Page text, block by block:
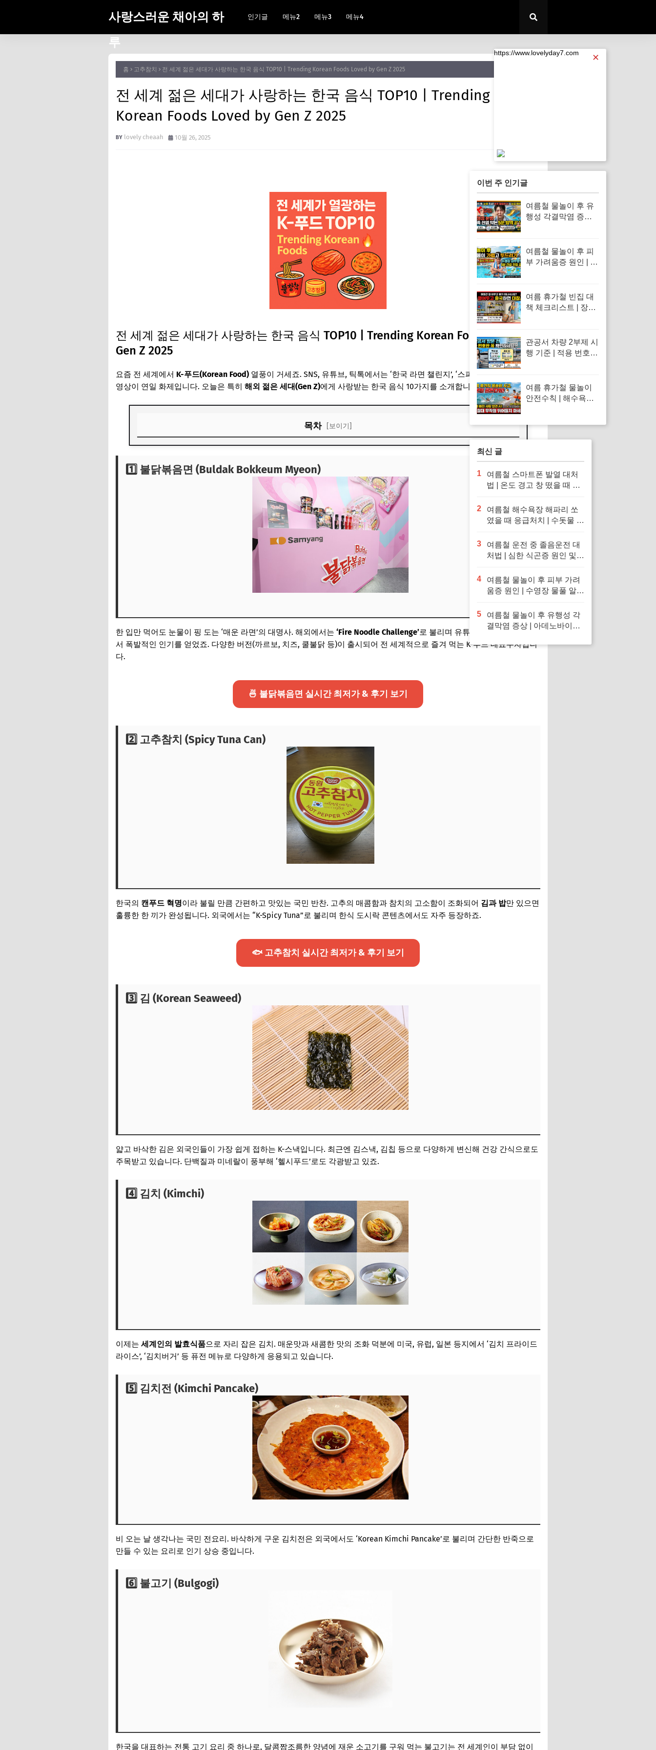
사랑스러운 채아의 하
루
인기글 메뉴2 메뉴3 메뉴4
홈 고추참치 전 세계 젊은 세대가 사랑하는 한국 음식 TOP10 | Trending Korean Foods Loved by Gen Z 2025
전 세계 젊은 세대가 사랑하는 한국 음식 TOP10 | Trending
Korean Foods Loved by Gen Z 2025
lovely cheaah 10월 26, 2025
전 세계 젊은 세대가 사랑하는 한국 음식 TOP10 | Trending Korean Foods Loved by
Gen Z 2025
요즘 전 세계에서 K-푸드(Korean Food) 열풍이 거세죠. SNS, 유튜브, 틱톡에서는 ‘한국 라면 챌린지’, ‘스파이시 푸드 리액션’
영상이 연일 화제입니다. 오늘은 특히 해외 젊은 세대(Gen Z)에게 사랑받는 한국 음식 10가지를 소개합니다.
목차 [보이기]
2️⃣ 고추참치 (Spicy Tuna Can)
🌏 마무리: K-푸드 열풍은 계속된다
1️⃣ 불닭볶음면 (Buldak Bokkeum Myeon)
한 입만 먹어도 눈물이 핑 도는 ‘매운 라면’의 대명사. 해외에서는 ‘Fire Noodle Challenge’로 불리며 유튜버·틱톡커들 사이에
서 폭발적인 인기를 얻었죠. 다양한 버전(까르보, 치즈, 쿨불닭 등)이 출시되어 전 세계적으로 즐겨 먹는 K-푸드 대표주자입니
다.
🍜 불닭볶음면 실시간 최저가 & 후기 보기
2️⃣ 고추참치 (Spicy Tuna Can)
한국의 캔푸드 혁명이라 불릴 만큼 간편하고 맛있는 국민 반찬. 고추의 매콤함과 참치의 고소함이 조화되어 김과 밥만 있으면
훌륭한 한 끼가 완성됩니다. 외국에서는 “K-Spicy Tuna”로 불리며 한식 도시락 콘텐츠에서도 자주 등장하죠.
🐟 고추참치 실시간 최저가 & 후기 보기
3️⃣ 김 (Korean Seaweed)
얇고 바삭한 김은 외국인들이 가장 쉽게 접하는 K-스낵입니다. 최근엔 김스낵, 김칩 등으로 다양하게 변신해 건강 간식으로도
주목받고 있습니다. 단백질과 미네랄이 풍부해 ‘헬시푸드’로도 각광받고 있죠.
4️⃣ 김치 (Kimchi)
이제는 세계인의 발효식품으로 자리 잡은 김치. 매운맛과 새콤한 맛의 조화 덕분에 미국, 유럽, 일본 등지에서 ‘김치 프라이드
라이스’, ‘김치버거’ 등 퓨전 메뉴로 다양하게 응용되고 있습니다.
5️⃣ 김치전 (Kimchi Pancake)
비 오는 날 생각나는 국민 전요리. 바삭하게 구운 김치전은 외국에서도 ‘Korean Kimchi Pancake’로 불리며 간단한 반죽으로
만들 수 있는 요리로 인기 상승 중입니다.
6️⃣ 불고기 (Bulgogi)
한국을 대표하는 전통 고기 요리 중 하나로, 달콤짭조름한 양념에 재운 소고기를 구워 먹는 불고기는 전 세계인이 부담 없이
✕
https://www.lovelyday7.com
이번 주 인기글
여름철 물놀이 후 유
행성 각결막염 증상 |
눈 충혈 응급처치 수
칙
여름철 물놀이 후 피
부 가려움증 원인 | 수
응급처치 수칙
여름 휴가철 빈집 대
책 체크리스트 | 장기
봉쇄 수칙
관공서 차량 2부제 시
행 기준 | 적용 번호판
면 혜택 총정리
여름 휴가철 물놀이
안전수칙 | 해수욕장
방법
최신 글
1
여름철 스마트폰 발열 대처
법 | 온도 경고 창 떴을 때 응
입 금지 이유
2
여름철 해수욕장 해파리 쏘
였을 때 응급처치 | 수돗물 세
닷물 세척 수칙
3
여름철 운전 중 졸음운전 대
처법 | 심한 식곤증 원인 및
퇴치 응급처치 수칙
4
여름철 물놀이 후 피부 가려
움증 원인 | 수영장 물풀 알레
급처치 수칙
5
여름철 물놀이 후 유행성 각
결막염 증상 | 아데노바이러
눈 충혈 응급처치 수칙